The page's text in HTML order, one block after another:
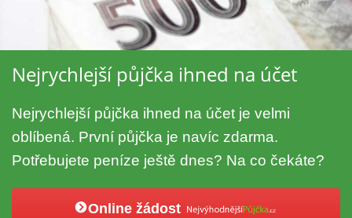
Nejrychlejší půjčka ihned na účet
Nejrychlejší půjčka ihned na účet je velmi
oblíbená. První půjčka je navíc zdarma.
Potřebujete peníze ještě dnes? Na co čekáte?
Online žádost